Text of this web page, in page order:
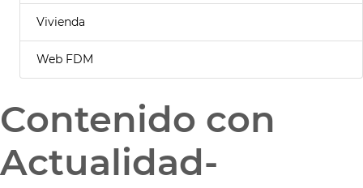
Vivienda
Web FDM
Contenido con
Actualidad-